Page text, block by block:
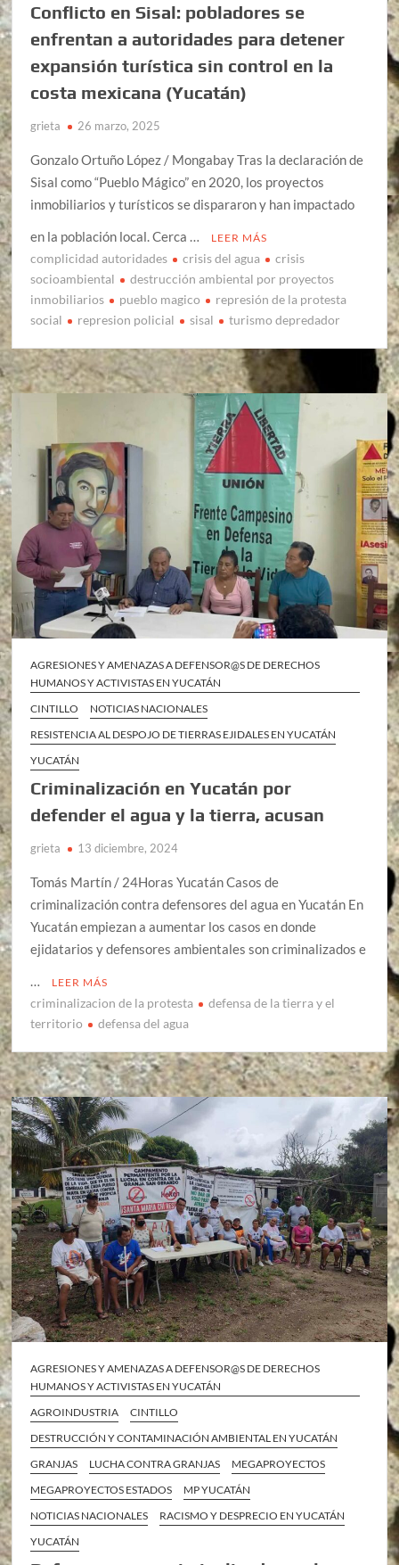
Conflicto en Sisal: pobladores se
enfrentan a autoridades para detener
expansión turística sin control en la
costa mexicana (Yucatán)
grieta 26 marzo, 2025
Gonzalo Ortuño López / Mongabay Tras la declaración de
Sisal como “Pueblo Mágico” en 2020, los proyectos
inmobiliarios y turísticos se dispararon y han impactado
en la población local. Cerca …
LEER MÁS
complicidad autoridades crisis del agua
crisis
socioambiental
destrucción ambiental por proyectos
inmobiliarios
pueblo magico
represión de la protesta
social
represion policial sisal turismo depredador
AGRESIONES Y AMENAZAS A DEFENSOR@S DE DERECHOS
HUMANOS Y ACTIVISTAS EN YUCATÁN
CINTILLO
NOTICIAS NACIONALES
RESISTENCIA AL DESPOJO DE TIERRAS EJIDALES EN YUCATÁN
YUCATÁN
Criminalización en Yucatán por
defender el agua y la tierra, acusan
grieta 13 diciembre, 2024
Tomás Martín / 24Horas Yucatán Casos de
criminalización contra defensores del agua en Yucatán En
Yucatán empiezan a aumentar los casos en donde
ejidatarios y defensores ambientales son criminalizados e
…
LEER MÁS
criminalizacion de la protesta
defensa de la tierra y el
territorio
defensa del agua
AGRESIONES Y AMENAZAS A DEFENSOR@S DE DERECHOS
HUMANOS Y ACTIVISTAS EN YUCATÁN
AGROINDUSTRIA
CINTILLO
DESTRUCCIÓN Y CONTAMINACIÓN AMBIENTAL EN YUCATÁN
GRANJAS
LUCHA CONTRA GRANJAS
MEGAPROYECTOS
MEGAPROYECTOS ESTADOS
MP YUCATÁN
NOTICIAS NACIONALES
RACISMO Y DESPRECIO EN YUCATÁN
YUCATÁN